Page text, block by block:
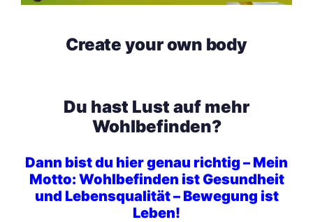
Create your own body
Du hast Lust auf mehr
Wohlbefinden?
Dann bist du hier genau richtig – Mein
Motto: Wohlbefinden ist Gesundheit
und Lebensqualität – Bewegung ist
Leben!